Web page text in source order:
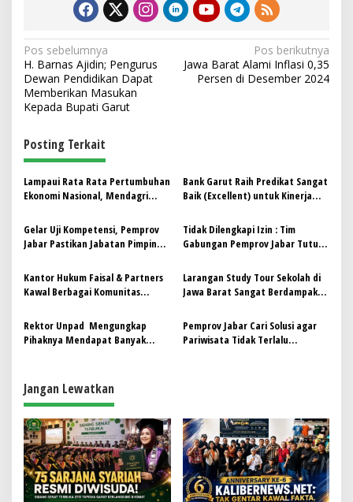
N
a
v
i
g
a
s
i
p
o
s
Pos sebelumnya
H. Barnas Ajidin; Pengurus
Dewan Pendidikan Dapat
Memberikan Masukan
Kepada Bupati Garut
Pos berikutnya
Jawa Barat Alami Inflasi 0,35
Persen di Desember 2024
Posting Terkait
Lampaui Rata Rata Pertumbuhan
Ekonomi Nasional, Mendagri
Bank Garut Raih Predikat Sangat
Baik (Excellent) untuk Kinerja
Post Regional Champion 2025
Gelar Uji Kompetensi, Pemprov
Jabar Pastikan Jabatan Pimpinan
Tidak Dilengkapi Izin : Tim
Gabungan Pemprov Jabar Tutup
Kantor Hukum Faisal & Partners
Kawal Berbagai Komunitas
Audiensi Dengan Pemerintah
Provinsi Jawa Barat
Larangan Study Tour Sekolah di
Jawa Barat Sangat Berdampak
Rektor Unpad Mengungkap
Pihaknya Mendapat Banyak
Pemprov Jabar Cari Solusi agar
Pariwisata Tidak Terlalu
Jangan Lewatkan